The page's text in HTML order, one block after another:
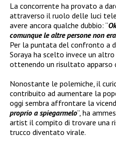
La concorrente ha provato a
attraverso il ruolo delle luci
avere ancora qualche dubbio: “
comunque le altre persone non
Per la puntata del confronto a
Soraya ha scelto invece un
ottenendo un risultato apparso
Nonostante le polemiche, il
contribuito ad aumentare la
oggi sembra affrontare la
proprio a spiegarmelo”, ha
artist il compito di trovare una
trucco diventato virale.